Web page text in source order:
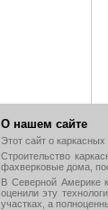
О нашем сайте
Этот сайт о
Строительство
фахверковые дома,
В Северной Америке
оценили эту
участках, а